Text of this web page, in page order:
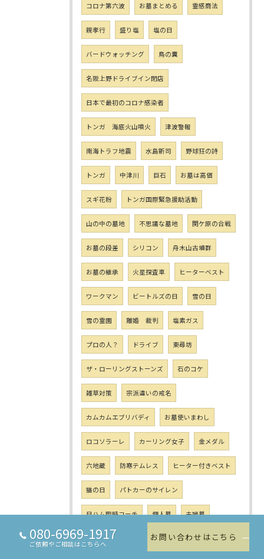
コロナ第六波 お墓まとめる 霊感商法
親孝行 盛り塩 塩の日
バードウォッチング 鳥の糞
名阪上野ドライブイン閉店
日本で最初のコロナ感染者
トンガ 海底火山噴火 津波警報
南海トラフ地震 水島新司 野球狂の詩
トンガ 中津川 巨石 お墓は高価
スギ花粉 トンガ国際緊急援助活動
山の中の墓地 不思議な墓地 関ケ原の合戦
お墓の段差 シリコン 舟木山古墳群
お墓の継承 火星探査車 ヒーターベスト
ワークマン ビートルズの日 雪の日
雪の霊園 離婚 裁判 塩素ガス
プロの人？ ドライブ 東尋坊
ザ・ローリングストーンズ 石のコケ
雑草対策 宗派違いの戒名
カムカムエブリバディ お墓使いまわし
ロコソラーレ カーリング女子 金メダル
六地蔵 防寒テムレス ヒーター付きベスト
猫の日 パトカーのサイレン
日ハム臨時コーチ 個人墓 夫婦墓
文楽座 墓相学 ご遺骨
080-6969-1917
ご依頼やご相談はこちらへ
お問い合わせはこちら